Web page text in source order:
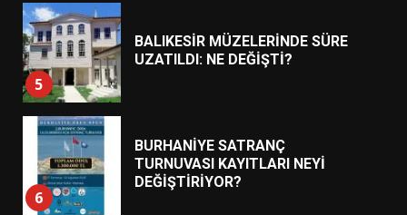
5
BALIKESİR MÜZELERİNDE SÜRE
UZATILDI: NE DEĞİŞTİ?
6
BURHANİYE SATRANÇ
TURNUVASI KAYITLARI NEYİ
DEĞİŞTİRİYOR?